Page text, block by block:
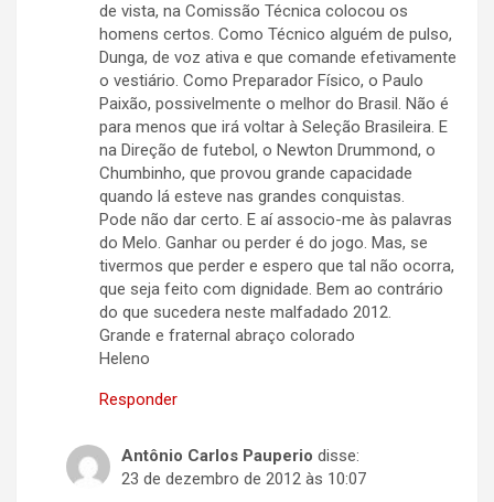
de vista, na Comissão Técnica colocou os
homens certos. Como Técnico alguém de pulso,
Dunga, de voz ativa e que comande efetivamente
o vestiário. Como Preparador Físico, o Paulo
Paixão, possivelmente o melhor do Brasil. Não é
para menos que irá voltar à Seleção Brasileira. E
na Direção de futebol, o Newton Drummond, o
Chumbinho, que provou grande capacidade
quando lá esteve nas grandes conquistas.
Pode não dar certo. E aí associo-me às palavras
do Melo. Ganhar ou perder é do jogo. Mas, se
tivermos que perder e espero que tal não ocorra,
que seja feito com dignidade. Bem ao contrário
do que sucedera neste malfadado 2012.
Grande e fraternal abraço colorado
Heleno
Responder
Antônio Carlos Pauperio disse:
23 de dezembro de 2012 às 10:07